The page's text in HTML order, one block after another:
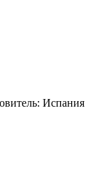
Испания